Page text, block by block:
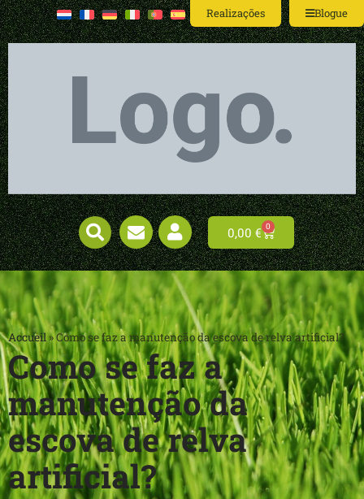
Realizações Blogue
0,00 € 0
Accueil»Como se faz a manutenção da escova de relva artificial?
Como se faz a
manutenção da
escova de relva
artificial?